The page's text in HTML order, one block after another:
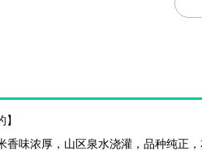
味浓厚，山区泉水浇灌，品种纯正